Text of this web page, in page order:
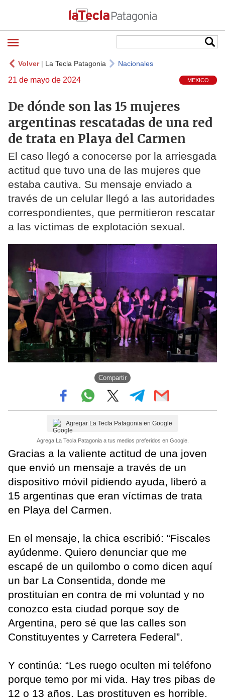
Volver| La Tecla Patagonia Nacionales
21 de mayo de 2024 MEXICO
De dónde son las 15 mujeres
argentinas rescatadas de una red
de trata en Playa del Carmen
El caso llegó a conocerse por la arriesgada
actitud que tuvo una de las mujeres que
estaba cautiva. Su mensaje enviado a
través de un celular llegó a las autoridades
correspondientes, que permitieron rescatar
a las víctimas de explotación sexual.
Compartir
Agregar La Tecla Patagonia en Google
Agrega La Tecla Patagonia a tus medios preferidos en Google.
Gracias a la valiente actitud de una joven
que envió un mensaje a través de un
dispositivo móvil pidiendo ayuda, liberó a
15 argentinas que eran víctimas de trata
en Playa del Carmen.
En el mensaje, la chica escribió: “Fiscales
ayúdenme. Quiero denunciar que me
escapé de un quilombo o como dicen aquí
un bar La Consentida, donde me
prostituían en contra de mi voluntad y no
conozco esta ciudad porque soy de
Argentina, pero sé que las calles son
Constituyentes y Carretera Federal”.
Y continúa: “Les ruego oculten mi teléfono
porque temo por mi vida. Hay tres pibas de
12 o 13 años. Las prostituyen es horrible.